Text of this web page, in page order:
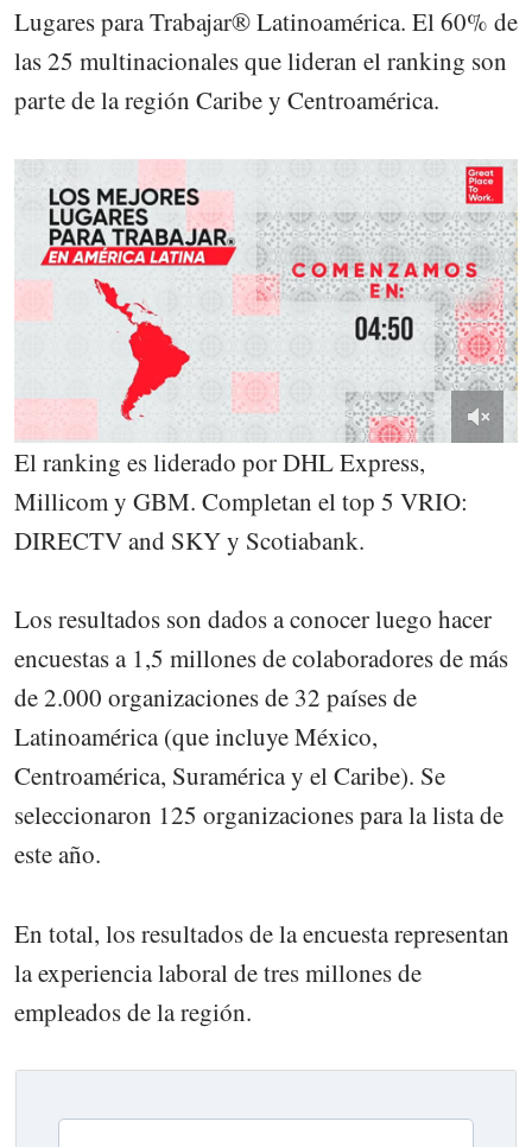
Lugares para Trabajar® Latinoamérica. El 60% de
las 25 multinacionales que lideran el ranking son
parte de la región Caribe y Centroamérica.
El ranking es liderado por DHL Express,
Millicom y GBM. Completan el top 5 VRIO:
DIRECTV and SKY y Scotiabank.
Los resultados son dados a conocer luego hacer
encuestas a 1,5 millones de colaboradores de más
de 2.000 organizaciones de 32 países de
Latinoamérica (que incluye México,
Centroamérica, Suramérica y el Caribe). Se
seleccionaron 125 organizaciones para la lista de
este año.
En total, los resultados de la encuesta representan
la experiencia laboral de tres millones de
empleados de la región.